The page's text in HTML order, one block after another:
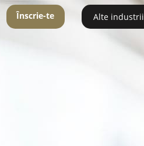
Înscrie-te Alte industrii